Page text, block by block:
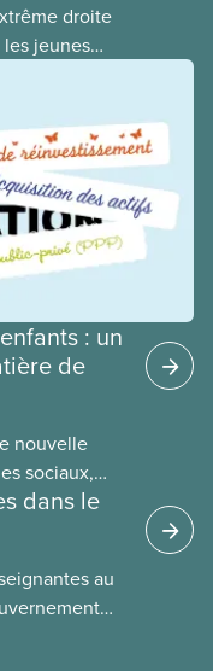
droite
jeunes
dans
ils cherchent
les
Les
lorsque la
et
les
du coût
: un
de
nouvelle
sociaux,
secteurs au
des
le plus
dans le
au